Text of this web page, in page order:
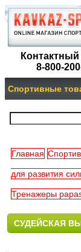
8-800-
Спортивные
Главная
для развития
Тренажеры
CУДЕЙСКАЯ